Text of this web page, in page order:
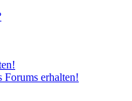
Forums erhalten!